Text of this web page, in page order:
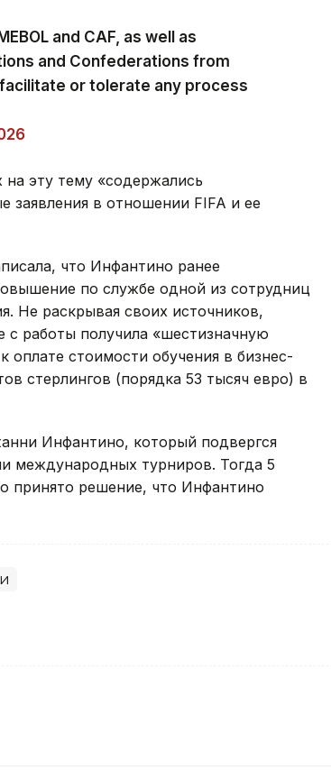
and CAF, as well as
and Confederations from
or tolerate any process
на эту тему «содержались
в отношении FIFA и ее
что Инфантино ранее
по службе одной из сотрудниц
Не раскрывая своих источников,
с работы получила «шестизначную
стоимости обучения в бизнес-
стерлингов (порядка 53 тысяч евро) в
Инфантино, который подвергся
международных турниров. Тогда 5
принято решение, что Инфантино